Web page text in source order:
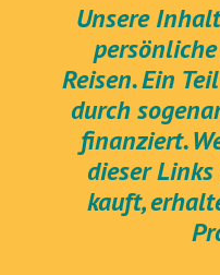
Unsere
Reisen. Ein
durch
finanziert.
dieser
kauft,